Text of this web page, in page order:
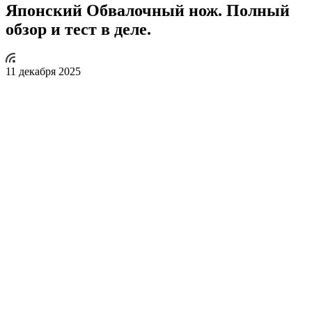
Японский Обвалочный нож. Полный
обзор и тест в деле.
11 декабря 2025